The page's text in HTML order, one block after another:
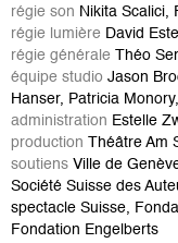
régie son Nikita Scalici,
régie lumière David
régie générale Théo
équipe studio Jason
Hanser, Patricia
administration Estelle
production Théâtre Am
soutiens Ville de
Société Suisse des
spectacle Suisse,
Fondation Engelberts